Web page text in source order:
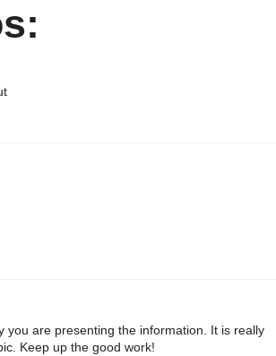
you are presenting the information. It is really
Keep up the good work!